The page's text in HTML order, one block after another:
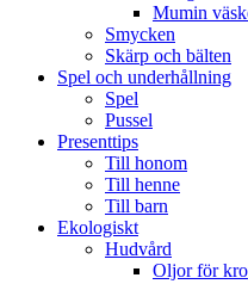
Mumin
Smycken
Skärp och bälten
Spel och underhållning
Spel
Pussel
Presenttips
Till honom
Till henne
Till barn
Ekologiskt
Hudvård
Oljor för